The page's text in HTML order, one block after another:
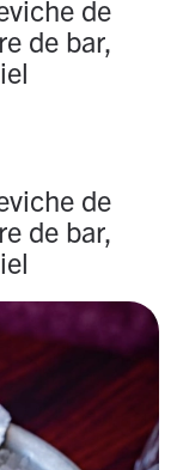
de
de bar,
de
de bar,